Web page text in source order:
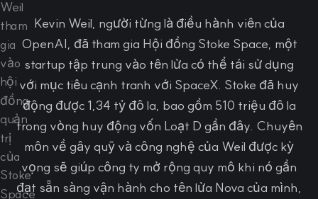
Kevin Weil, người từng là điều hành viên của
OpenAI, đã tham gia Hội đồng Stoke Space, một
startup tập trung vào tên lửa có thể tái sử dụng
với mục tiêu cạnh tranh với SpaceX. Stoke đã huy
động được 1,34 tỷ đô la, bao gồm 510 triệu đô la
trong vòng huy động vốn Loạt D gần đây. Chuyên
môn về gây quỹ và công nghệ của Weil được kỳ
vọng sẽ giúp công ty mở rộng quy mô khi nó gần
đạt sẵn sàng vận hành cho tên lửa Nova của mình,